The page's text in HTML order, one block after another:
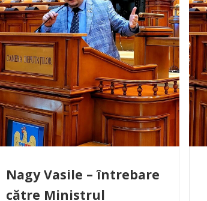
Nagy Vasile – întrebare
către Ministrul